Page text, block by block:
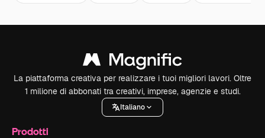
La piattaforma creativa per realizzare i tuoi migliori lavori. Oltre
1 milione di abbonati tra creativi, imprese, agenzie e studi.
Italiano
Prodotti